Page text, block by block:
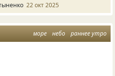
22 окт 2025
море небо раннее утро